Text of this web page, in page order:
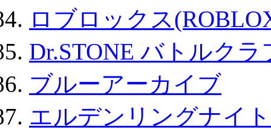
ロブロックス
Dr.STONE バトルク
ブルーアーカイブ
エルデンリングナイ